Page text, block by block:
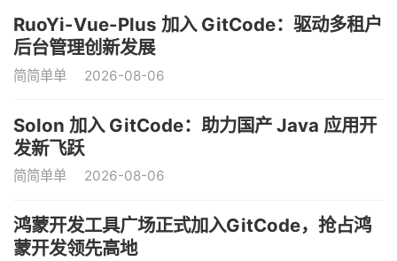
RuoYi-Vue-Plus 加入 GitCode：驱动多租户
后台管理创新发展
简简单单 2026-08-06
Solon 加入 GitCode：助力国产 Java 应用开
发新飞跃
简简单单 2026-08-06
鸿蒙开发工具广场正式加入GitCode，抢占鸿
蒙开发领先高地